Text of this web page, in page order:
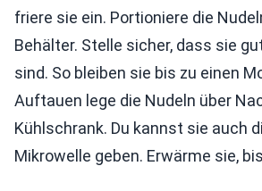
friere sie ein. Portioniere die
Behälter. Stelle sicher, dass sie
sind. So bleiben sie bis zu einen
Auftauen lege die Nudeln über
Kühlschrank. Du kannst sie auch
Mikrowelle geben. Erwärme sie,